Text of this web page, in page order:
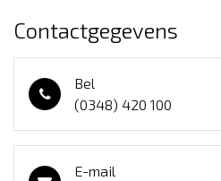
Contactgegevens
Bel
(0348) 420 100
E-mail